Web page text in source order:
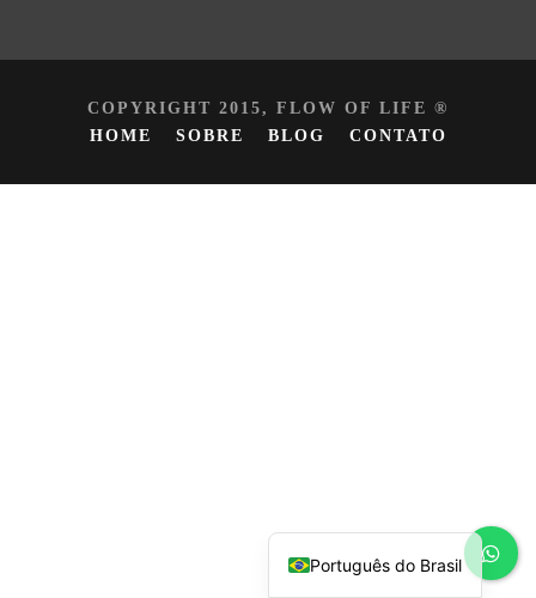
COPYRIGHT 2015, FLOW OF LIFE ®
HOME
SOBRE BLOG CONTATO
Português do Brasil